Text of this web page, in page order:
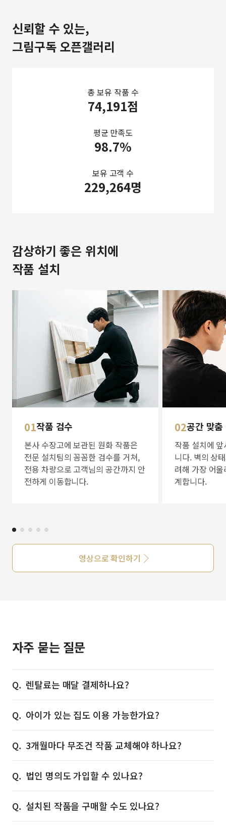
신뢰할 수 있는,
그림구독 오픈갤러리
총 보유 작품 수
74,191점
평균 만족도
98.7%
보유 고객 수
229,264명
감상하기 좋은 위치에
작품 설치
01작품 검수
본사 수장고에 보관된 원화 작품은
전문 설치팀의 꼼꼼한 검수를 거쳐,
전용 차량으로 고객님의 공간까지 안
전하게 이동합니다.
02공간 맞
작품 설치에
니다. 벽의 상
려해 가장 어
계합니다.
영상으로 확인하기
자주 묻는 질문
렌탈료는 매달 결제하나요?
아이가 있는 집도 이용 가능한가요?
3개월마다 무조건 작품 교체해야 하나요?
법인 명의도 가입할 수 있나요?
설치된 작품을 구매할 수도 있나요?